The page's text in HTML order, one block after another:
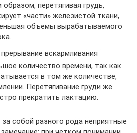
перетягивая грудь,
«части» железистой ткани,
объемы вырабатываемого
вскармливания
количество времени, так как
в том же количестве,
Перетягивание груди же
прекратить лактацию.
собой разного рода неприятные